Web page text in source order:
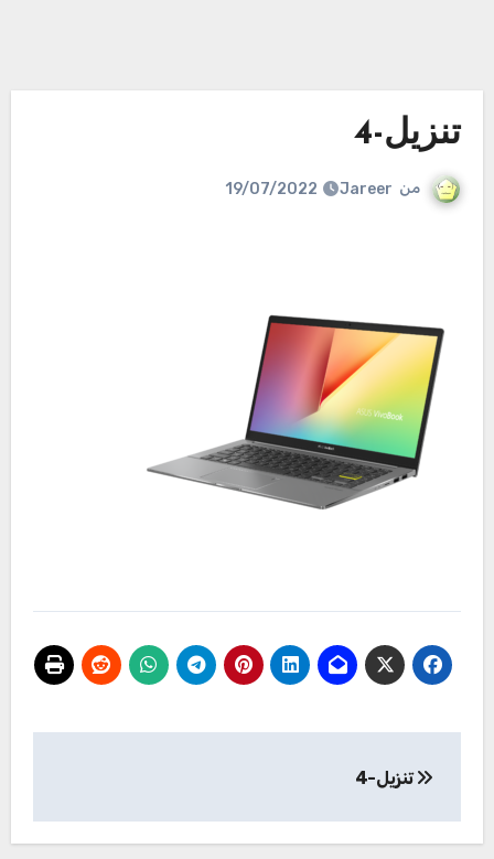
تنزيل-4
من Jareer
19/07/2022
المقالات
تنزيل-4